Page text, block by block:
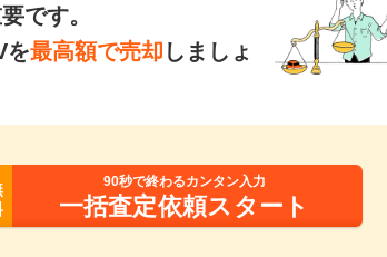
です。
を最高額で売却 しましょ
90秒で終わるカンタン入力
一括査定依頼スタート